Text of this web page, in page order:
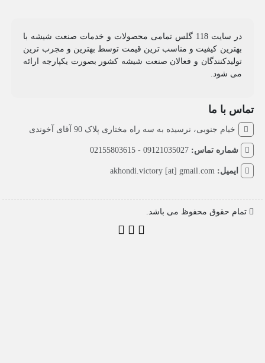
در سایت 118 گلس تمامی محصولات و خدمات صنعت شیشه با
بهترین کیفیت و مناسب ترین قیمت توسط بهترین و مجرب ترین
تولیدکنندگان و فعالان صنعت شیشه کشور بصورت یکپارجه ارائه
می شود.
تماس با ما
خیام جنوبی، نرسیده به سه راه مختاری پلاک 90 آقای آخوندی
شماره تماس:09121035027 - 02155803615
ایمیل:akhondi.victory [at] gmail.com
تمام حقوق محفوظ می باشد.